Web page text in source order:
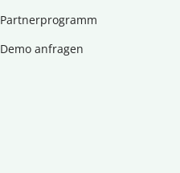
Partnerprogramm
Demo anfragen